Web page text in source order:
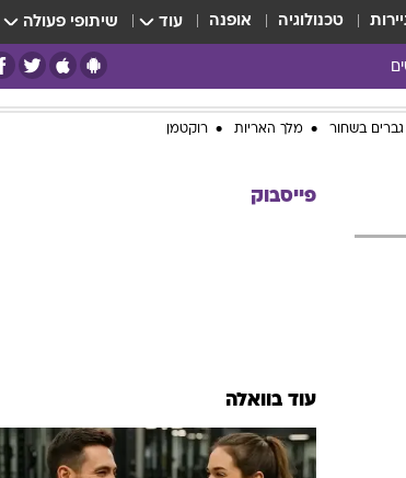
טכנולוגיה אופנה עוד שיתופי פעולה
גברים בשחור מלך האריות רוקטמן
פייסבוק
עוד בוואלה